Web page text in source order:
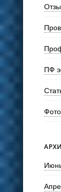
ПФ